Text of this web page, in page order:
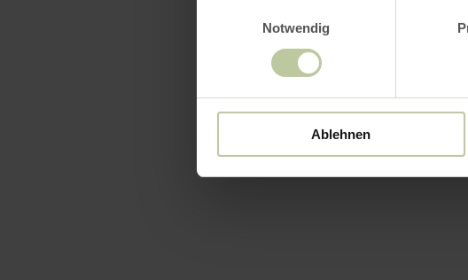
Notwendig
Ablehnen